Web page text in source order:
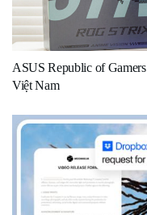
ASUS Republic of
Việt Nam